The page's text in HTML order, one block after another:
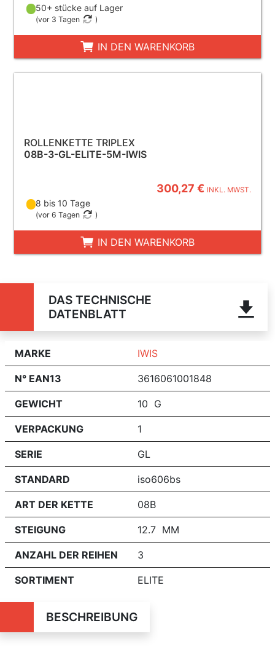
50+ stücke auf Lager
(vor 3 Tagen )
IN DEN WARENKORB
ROLLENKETTE TRIPLEX
08B-3-GL-ELITE-5M-IWIS
300,27 € INKL. MWST.
8 bis 10 Tage
(vor 6 Tagen )
IN DEN WARENKORB
DAS TECHNISCHE
DATENBLATT
MARKE IWIS
N° EAN13 3616061001848
GEWICHT 10 G
VERPACKUNG 1
SERIE GL
STANDARD iso606bs
ART DER KETTE 08B
STEIGUNG 12.7 MM
ANZAHL DER REIHEN 3
SORTIMENT ELITE
BESCHREIBUNG